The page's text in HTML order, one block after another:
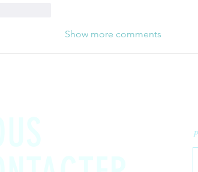
Show more comments